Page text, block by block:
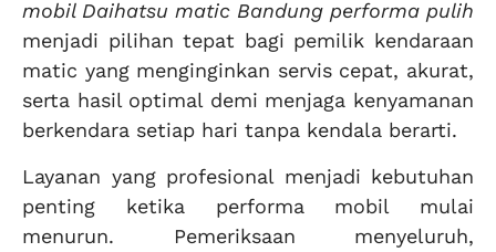
mobil Daihatsu matic Bandung performa pulih
menjadi pilihan tepat bagi pemilik kendaraan
matic yang menginginkan servis cepat, akurat,
serta hasil optimal demi menjaga kenyamanan
berkendara setiap hari tanpa kendala berarti.
Layanan yang profesional menjadi kebutuhan
penting ketika performa mobil mulai
menurun. Pemeriksaan menyeluruh,